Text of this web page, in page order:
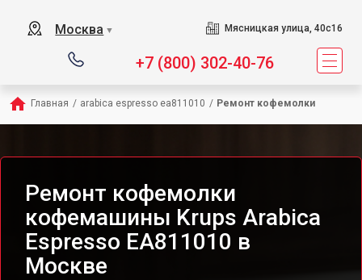
Москва ▼ Мясницкая улица, 40с16
+7 (800) 302-40-76
Главная / arabica espresso ea811010 / Ремонт кофемолки
Ремонт кофемолки
кофемашины Krups Arabica
Espresso EA811010 в
Москве